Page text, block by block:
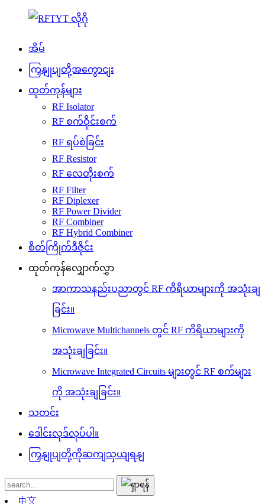
အိမ်
ကြှနျုပျတို့အကွောငျး
ထုတ်ကုန်များ
RF Isolator
RF စက်ဝိုင်းစက်
RF ရပ်စဲခြင်း
RF Resistor
RF လေတိုးစက်
RF Filter
RF Diplexer
RF Power Divider
RF Combiner
RF Hybrid Combiner
စိတ်ကြိုက်ဒီဇိုင်း
ထုတ်ကုန်လျှောက်လွှာ
အာကာသနည်းပညာတွင် RF ကိရိယာများကို အသုံးချ
ခြင်း။
Microwave Multichannels တွင် RF ကိရိယာများကို
အသုံးချခြင်း။
Microwave Integrated Circuits များတွင် RF စက်များ
ကို အသုံးချခြင်း။
သတင်း
ဒေါင်းလုဒ်လုပ်ပါ။
ကြှနျုပျတို့ကိုဆကျသှယျရနျ
中文